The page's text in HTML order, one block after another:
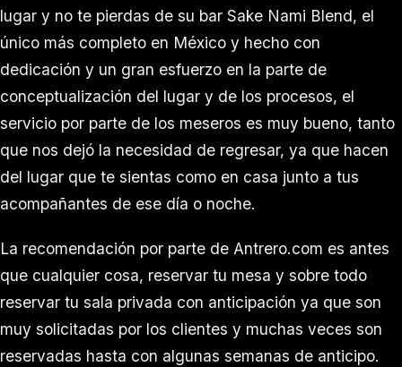
lugar y no te pierdas de su bar Sake Nami Blend, el
único más completo en México y hecho con
dedicación y un gran esfuerzo en la parte de
conceptualización del lugar y de los procesos, el
servicio por parte de los meseros es muy bueno, tanto
que nos dejó la necesidad de regresar, ya que hacen
del lugar que te sientas como en casa junto a tus
acompañantes de ese día o noche.
La recomendación por parte de Antrero.com es antes
que cualquier cosa, reservar tu mesa y sobre todo
reservar tu sala privada con anticipación ya que son
muy solicitadas por los clientes y muchas veces son
reservadas hasta con algunas semanas de anticipo.